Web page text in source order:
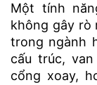
Một tính
không gây rò
trong ngành
cấu trúc,
cổng xoay,